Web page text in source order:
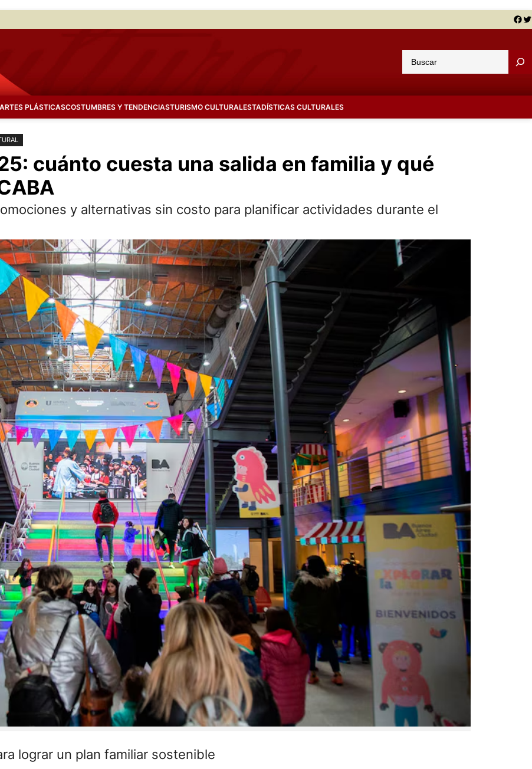
Facebook Twitter
u
a
PLÁSTICASCOSTUMBRES Y TENDENCIASTURISMO CULTURALESTADÍSTICAS CULTURALES
cuánto cuesta una salida en familia y qué
y alternativas sin costo para planificar actividades durante el
lograr un plan familiar sostenible